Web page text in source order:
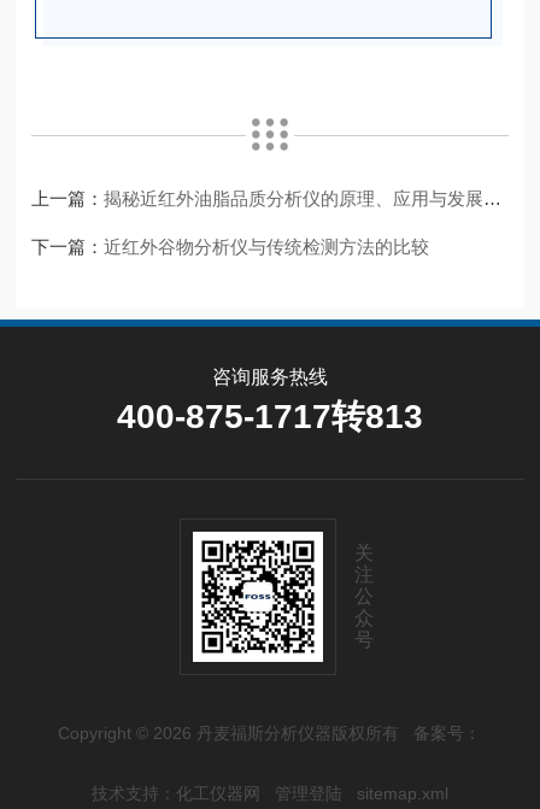
上一篇：揭秘近红外油脂品质分析仪的原理、应用与发展趋势
下一篇：近红外谷物分析仪与传统检测方法的比较
咨询服务热线
400-875-1717转813
关
注
公
众
号
Copyright © 2026 丹麦福斯分析仪器版权所有 备案号：
技术支持： 化工仪器网 管理登陆 sitemap.xml